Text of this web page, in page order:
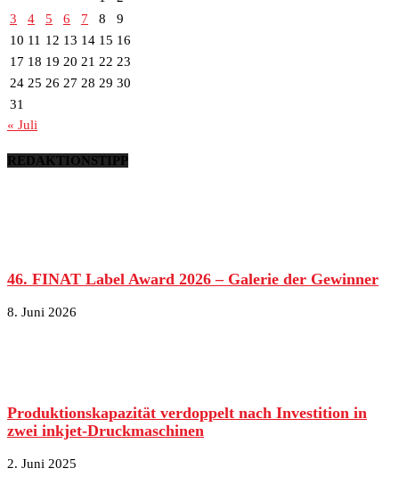
3
4 5 6 7 8
9
10 11 12 13 14 15 16
17 18 19 20 21 22 23
24 25 26 27 28 29 30
31
« Juli
REDAKTIONSTIPP
46. FINAT Label Award 2026 – Galerie der Gewinner
8. Juni 2026
Produktionskapazität verdoppelt nach Investition in
zwei inkjet-Druckmaschinen
2. Juni 2025